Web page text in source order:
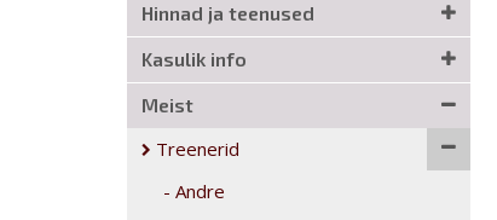
Hinnad ja teenused
Kasulik info
Meist
Treenerid
Andre